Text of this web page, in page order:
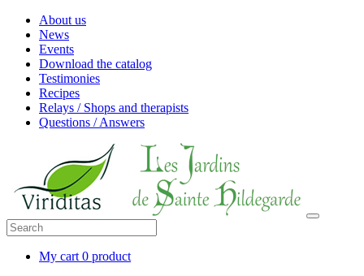
About us
News
Events
Download the catalog
Testimonies
Recipes
Relays / Shops and therapists
Questions / Answers
My cart 0 product